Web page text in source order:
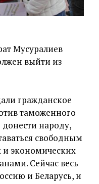
Мусуралиев
выйти из
гражданское
таможенного
народу,
свободным
экономических
Сейчас весь
и Беларусь, и